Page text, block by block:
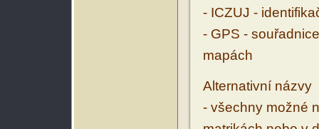
- ICZUJ -
- GPS -
mapách
Alternativní názvy
- všechny možné